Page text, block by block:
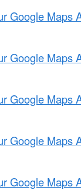
Google Maps
Google Maps
Google Maps
Google Maps
Google Maps